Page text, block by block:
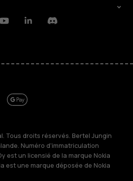
YoutubeLinkedinDiscord
Tous droits réservés. Bertel Jungin
Numéro d'immatriculation
est un licensié de la marque Nokia
est une marque déposée de Nokia